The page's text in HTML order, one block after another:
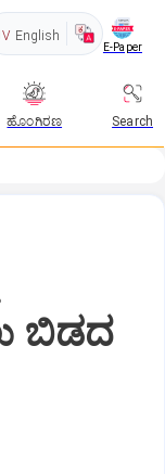
English
E-Paper
ಹೊಂಗಿರಣ Search
ಬಿಡದ